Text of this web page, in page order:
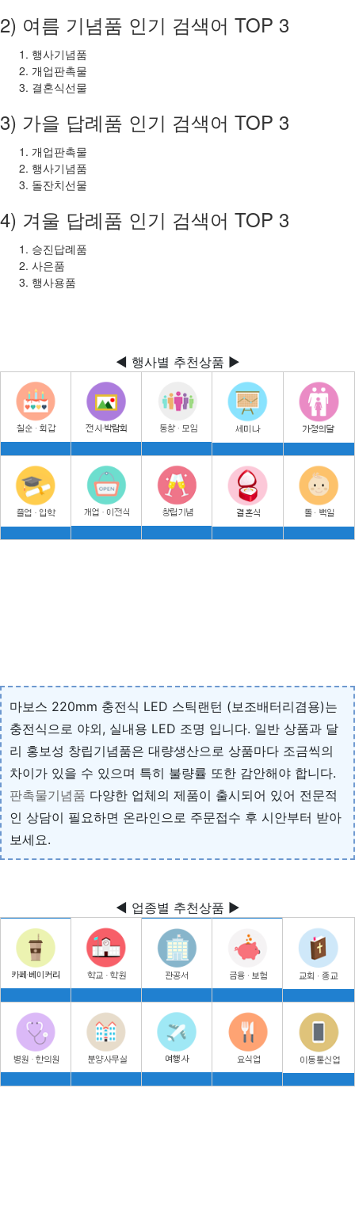
2) 여름 기념품 인기 검색어 TOP 3
행사기념품
개업판촉물
결혼식선물
3) 가을 답례품 인기 검색어 TOP 3
개업판촉물
행사기념품
돌잔치선물
4) 겨울 답례품 인기 검색어 TOP 3
승진답례품
사은품
행사용품
◀ 행사별 추천상품 ▶
마보스 220mm 충전식 LED 스틱랜턴 (보조배터리겸용)는
충전식으로 야외, 실내용 LED 조명 입니다. 일반 상품과 달
리 홍보성 창립기념품은 대량생산으로 상품마다 조금씩의
차이가 있을 수 있으며 특히 불량률 또한 감안해야 합니다.
판촉물기념품 다양한 업체의 제품이 출시되어 있어 전문적
인 상담이 필요하면 온라인으로 주문접수 후 시안부터 받아
보세요.
◀ 업종별 추천상품 ▶